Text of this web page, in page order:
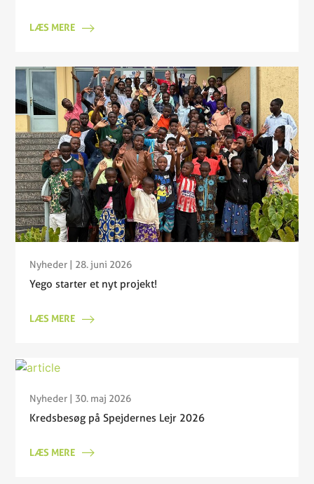
LÆS MERE
Nyheder | 28. juni 2026
Yego starter et nyt projekt!
LÆS MERE
Nyheder | 30. maj 2026
Kredsbesøg på Spejdernes Lejr 2026
LÆS MERE